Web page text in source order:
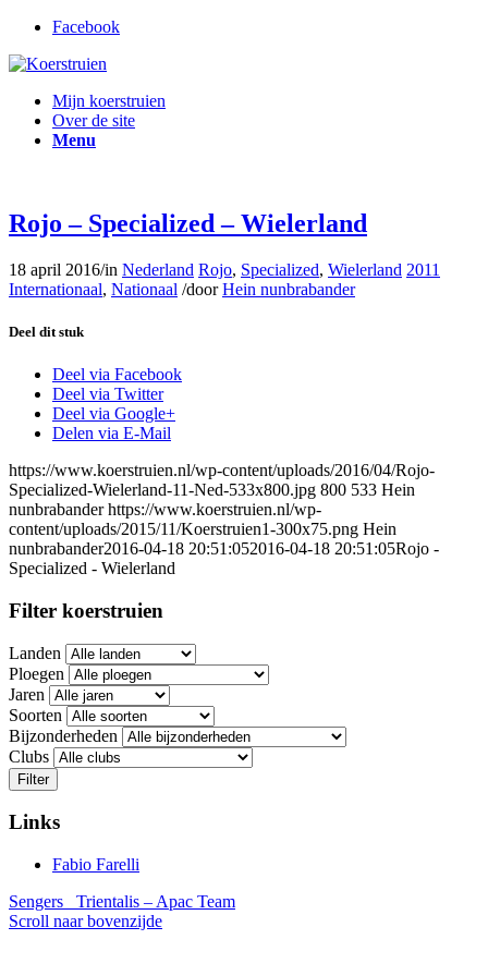
Facebook
Mijn koerstruien
Over de site
Menu
Rojo – Specialized – Wielerland
18 april 2016/in Nederland Rojo, Specialized, Wielerland 2011
Internationaal, Nationaal /doorHein nunbrabander
Deel dit stuk
Deel via Facebook
Deel via Twitter
Deel via Google+
Delen via E-Mail
https://www.koerstruien.nl/wp-content/uploads/2016/04/Rojo-
Specialized-Wielerland-11-Ned-533x800.jpg 800 533 Hein
nunbrabander https://www.koerstruien.nl/wp-
content/uploads/2015/11/Koerstruien1-300x75.png Hein
nunbrabander2016-04-18 20:51:052016-04-18 20:51:05Rojo -
Specialized - Wielerland
Filter koerstruien
Landen
Ploegen
Jaren
Soorten
Bijzonderheden
Clubs
Filter
Links
Fabio Farelli
Sengers
Trientalis – Apac Team
Scroll naar bovenzijde